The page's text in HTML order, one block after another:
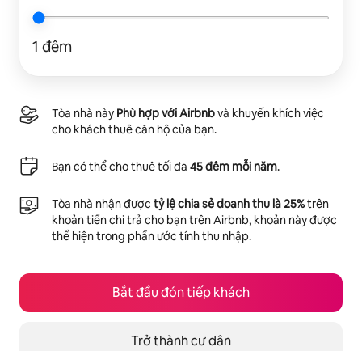
1 đêm
Tòa nhà này Phù hợp với Airbnbvà khuyến khích việc
cho khách thuê căn hộ của bạn.
Bạn có thể cho thuê tối đa 45 đêm mỗi năm.
Tòa nhà nhận được tỷ lệ chia sẻ doanh thu là 25%trên
khoản tiền chi trả cho bạn trên Airbnb, khoản này được
thể hiện trong phần ước tính thu nhập.
Bắt đầu đón tiếp khách
Trở thành cư dân